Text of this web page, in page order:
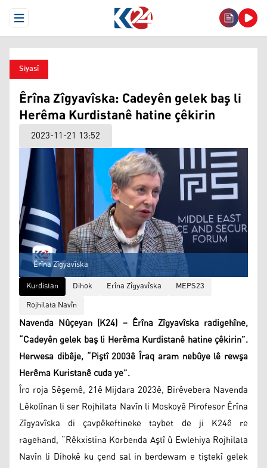
Open Menu
Siyasî
Êrîna Zîgyavîska: Cadeyên gelek baş li
Herêma Kurdistanê hatine çêkirin
2023-11-21 13:52
Êrîna Zîgyavîska
Kurdistan
Dihok Erîna Zîgyavîska
MEPS23
Rojhilata Navîn
Navenda Nûçeyan (K24) – Êrîna Zîgyavîska radigehîne,
“Cadeyên gelek baş li Herêma Kurdistanê hatine çêkirin”.
Herwesa dibêje, “Piştî 2003ê Îraq aram nebûye lê rewşa
Herêma Kuristanê cuda ye”.
Îro roja Sêşemê, 21ê Mijdara 2023ê, Birêvebera Navenda
Lêkolînan li ser Rojhilata Navîn li Moskoyê Pirofesor Êrîna
Zîgyavîska di çavpêkeftineke taybet de ji K24ê re
ragehand, “Rêkxistina Korbenda Aştî û Ewlehiya Rojhilata
Navîn li Dihokê ku çend sal in berdewam e tiştekî gelek